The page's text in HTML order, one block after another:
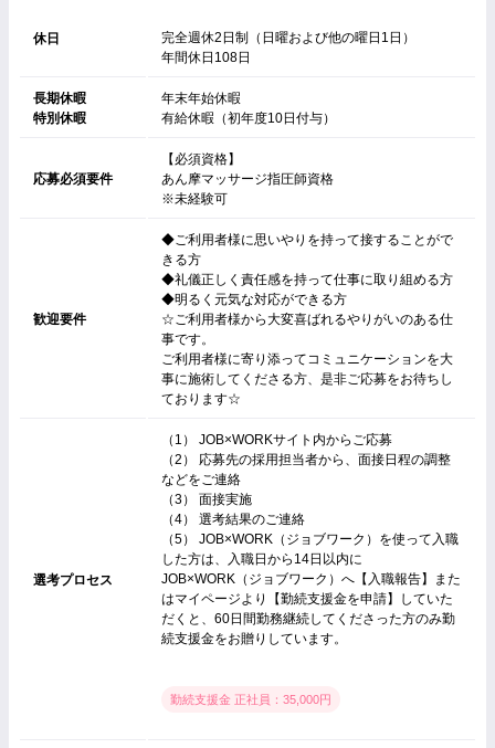
休日
完全週休2日制（日曜および他の曜日1日）
年間休日108日
長期休暇
特別休暇
年末年始休暇
有給休暇（初年度10日付与）
応募必須要件
【必須資格】
あん摩マッサージ指圧師資格
※未経験可
歓迎要件
◆ご利用者様に思いやりを持って接することがで
きる方
◆礼儀正しく責任感を持って仕事に取り組める方
◆明るく元気な対応ができる方
☆ご利用者様から大変喜ばれるやりがいのある仕
事です。
ご利用者様に寄り添ってコミュニケーションを大
事に施術してくださる方、是非ご応募をお待ちし
ております☆
選考プロセス
（1） JOB×WORKサイト内からご応募
（2） 応募先の採用担当者から、面接日程の調整
などをご連絡
（3） 面接実施
（4） 選考結果のご連絡
（5） JOB×WORK（ジョブワーク）を使って入職
した方は、入職日から14日以内に
JOB×WORK（ジョブワーク）へ【入職報告】また
はマイページより【勤続支援金を申請】していた
だくと、60日間勤務継続してくださった方のみ勤
続支援金をお贈りしています。
勤続支援金 正社員：35,000円